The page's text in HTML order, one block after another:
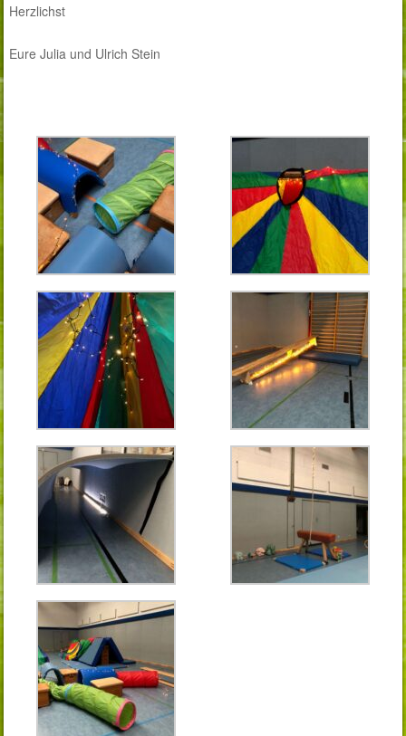
Herzlichst
Eure Julia und Ulrich Stein